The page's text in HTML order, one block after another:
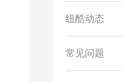
纽酷动态
常见问题